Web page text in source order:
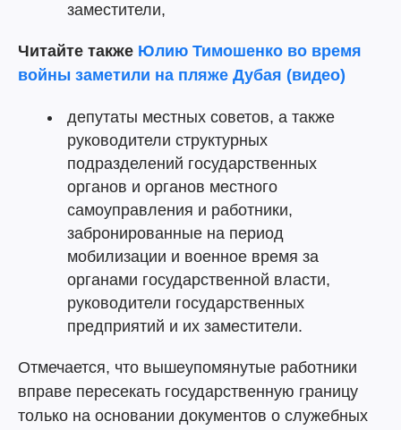
заместители,
Читайте также Юлию Тимошенко во время
войны заметили на пляже Дубая (видео)
депутаты местных советов, а также
руководители структурных
подразделений государственных
органов и органов местного
самоуправления и работники,
забронированные на период
мобилизации и военное время за
органами государственной власти,
руководители государственных
предприятий и их заместители.
Отмечается, что вышеупомянутые работники
вправе пересекать государственную границу
только на основании документов о служебных